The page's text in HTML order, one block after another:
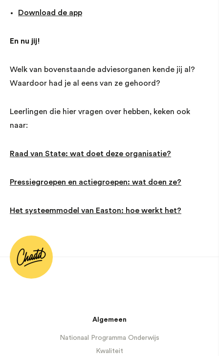
Download de app
En nu jij!
Welk van bovenstaande adviesorganen kende jij al?
Waardoor had je al eens van ze gehoord?
Leerlingen die hier vragen over hebben, keken ook
naar:
Raad van State: wat doet deze organisatie?
Pressiegroepen en actiegroepen: wat doen ze?
Het systeemmodel van Easton: hoe werkt het?
Algemeen
Nationaal Programma Onderwijs
Kwaliteit